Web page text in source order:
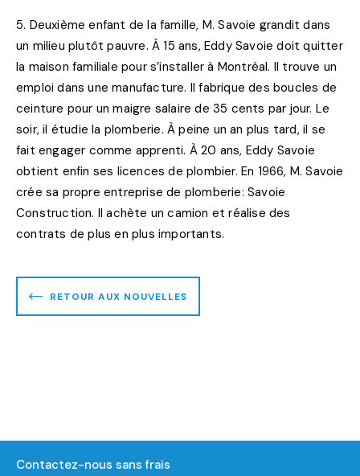
5. Deuxième enfant de la famille, M. Savoie grandit dans
un milieu plutôt pauvre. À 15 ans, Eddy Savoie doit quitter
la maison familiale pour s’installer à Montréal. Il trouve un
emploi dans une manufacture. Il fabrique des boucles de
ceinture pour un maigre salaire de 35 cents par jour. Le
soir, il étudie la plomberie. À peine un an plus tard, il se
fait engager comme apprenti. À 20 ans, Eddy Savoie
obtient enfin ses licences de plombier. En 1966, M. Savoie
crée sa propre entreprise de plomberie: Savoie
Construction. Il achète un camion et réalise des
contrats de plus en plus importants.
RETOUR AUX NOUVELLES
Contactez-nous sans frais